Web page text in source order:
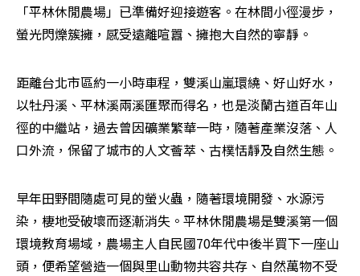
「平林休閒農場」已準備好迎接遊客。在林間小徑漫步，
螢光閃爍簇擁，感受遠離喧囂、擁抱大自然的寧靜。
距離台北市區約一小時車程，雙溪山嵐環繞、好山好水，
以牡丹溪、平林溪兩溪匯聚而得名，也是淡蘭古道百年山
徑的中繼站，過去曾因礦業繁華一時，隨著產業沒落、人
口外流，保留了城市的人文薈萃、古樸恬靜及自然生態。
早年田野間隨處可見的螢火蟲，隨著環境開發、水源污
染，棲地受破壞而逐漸消失。平林休閒農場是雙溪第一個
環境教育場域，農場主人自民國70年代中後半買下一座山
頭，便希望營造一個與里山動物共容共存、自然萬物不受